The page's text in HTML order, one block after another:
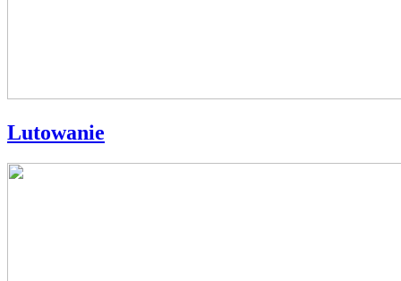
Lutowanie